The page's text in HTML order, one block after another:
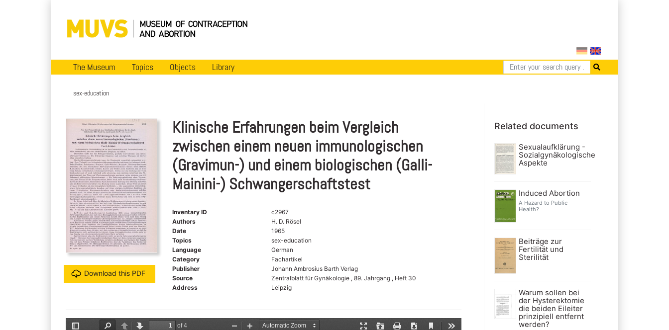
The Museum Topics Objects Library
sex-education
Download this PDF
Klinische Erfahrungen beim Vergleich
zwischen einem neuen immunologischen
(Gravimun-) und einem biologischen (Galli-
Mainini-) Schwangerschaftstest
Inventary ID
c2967
Authors
H. D. Rösel
Date
1965
Topics
sex-education
Language
German
Category
Fachartikel
Publisher
Johann Ambrosius Barth Verlag
Source
Zentralblatt für Gynäkologie , 89. Jahrgang , Heft 30
Address
Leipzig
Related documents
Sexualaufklärung -
Sozialgynäkologische
Aspekte
Induced Abortion
A Hazard to Public
Health?
Beiträge zur
Fertilität und
Sterilität
Warum sollen bei
der Hysterektomie
die beiden Eileiter
prinzipiell entfernt
werden?